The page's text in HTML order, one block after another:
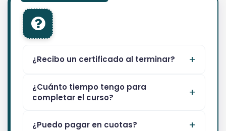
¿Recibo un certificado al terminar?
¿Cuánto tiempo tengo para
completar el curso?
¿Puedo pagar en cuotas?